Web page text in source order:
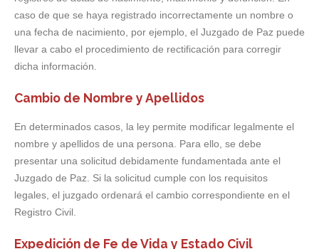
caso de que se haya registrado incorrectamente un nombre o
una fecha de nacimiento, por ejemplo, el Juzgado de Paz puede
llevar a cabo el procedimiento de rectificación para corregir
dicha información.
Cambio de Nombre y Apellidos
En determinados casos, la ley permite modificar legalmente el
nombre y apellidos de una persona. Para ello, se debe
presentar una solicitud debidamente fundamentada ante el
Juzgado de Paz. Si la solicitud cumple con los requisitos
legales, el juzgado ordenará el cambio correspondiente en el
Registro Civil.
Expedición de Fe de Vida y Estado Civil